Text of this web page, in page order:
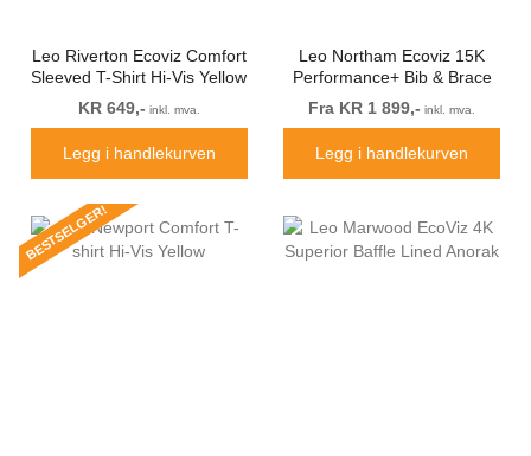
Leo Riverton Ecoviz Comfort
Sleeved T-Shirt Hi-Vis Yellow
KR 649,- inkl. mva.
Legg i handlekurven
Leo Northam Ecoviz 15K
Performance+ Bib & Brace
Hi-Vis Yellow
Fra KR 1 899,- inkl. mva.
Legg i handlekurven
BESTSELGER!